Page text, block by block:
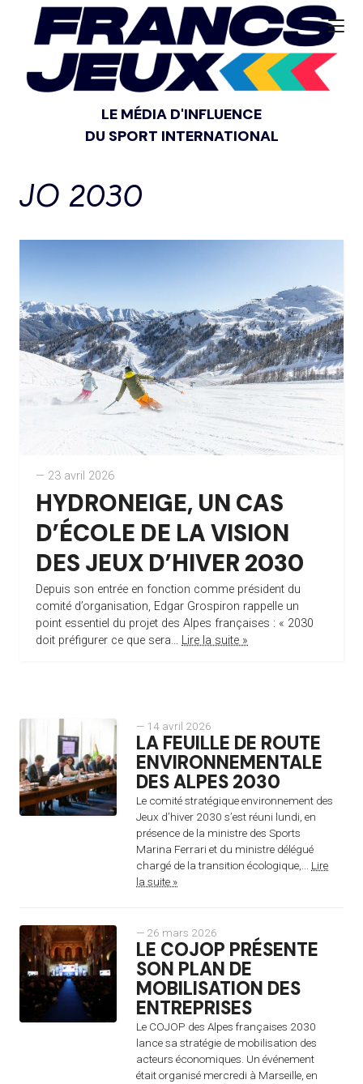
LE MÉDIA D'INFLUENCE
DU SPORT INTERNATIONAL
JO 2030
— 23 avril 2026
HYDRONEIGE, UN CAS
D’ÉCOLE DE LA VISION
DES JEUX D’HIVER 2030
Depuis son entrée en fonction comme président du
comité d’organisation, Edgar Grospiron rappelle un
point essentiel du projet des Alpes françaises : « 2030
doit préfigurer ce que sera... Lire la suite »
— 14 avril 2026
LA FEUILLE DE ROUTE
ENVIRONNEMENTALE
DES ALPES 2030
Le comité stratégique environnement des
Jeux d’hiver 2030 s’est réuni lundi, en
présence de la ministre des Sports
Marina Ferrari et du ministre délégué
chargé de la transition écologique,... Lire
la suite »
— 26 mars 2026
LE COJOP PRÉSENTE
SON PLAN DE
MOBILISATION DES
ENTREPRISES
Le COJOP des Alpes françaises 2030
lance sa stratégie de mobilisation des
acteurs économiques. Un événement
était organisé mercredi à Marseille, en